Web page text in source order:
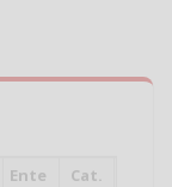
Ente Cat.